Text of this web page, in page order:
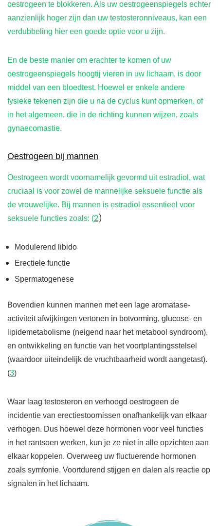
oestrogeen te blokkeren. Als uw oestrogeenspiegels echter
aanzienlijk hoger zijn dan uw testosteronniveaus, kan een
verdubbeling hier een goede optie voor u zijn.
En de beste manier om erachter te komen of uw
oestrogeenspiegels hoogtij vieren in uw lichaam, is door
middel van een bloedtest. Hoewel er enkele andere
fysieke tekenen zijn die u na de cyclus kunt opmerken, of
in het algemeen, die in de richting kunnen wijzen, zoals
gynaecomastie.
Oestrogeen bij mannen
Oestrogeen wordt voornamelijk gevormd uit estradiol, wat
cruciaal is voor zowel de mannelijke seksuele functie als
de vrouwelijke. Bij mannen is estradiol essentieel voor
seksuele functies zoals: (2)
Modulerend libido
Erectiele functie
Spermatogenese
Bovendien kunnen mannen met een lage aromatase-
activiteit afwijkingen vertonen in botvorming, glucose- en
lipidemetabolisme (neigend naar het metabool syndroom),
en ontwikkeling en functie van het voortplantingsstelsel
(waardoor uiteindelijk de vruchtbaarheid wordt aangetast).
(3)
Waar laag testosteron en verhoogd oestrogeen de
incidentie van erectiestoornissen onafhankelijk van elkaar
verhogen. Dus hoewel deze hormonen voor veel functies
in het rantsoen werken, kun je ze niet in alle opzichten aan
elkaar koppelen. Overweeg uw fluctuerende hormonen
zoals symfonie. Voortdurend stijgen en dalen als reactie op
signalen in het lichaam.